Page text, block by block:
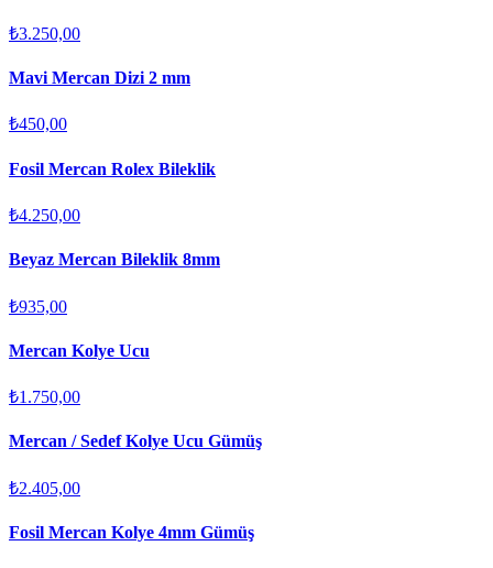
₺3.250,00
Mavi Mercan Dizi 2 mm
₺450,00
Fosil Mercan Rolex Bileklik
₺4.250,00
Beyaz Mercan Bileklik 8mm
₺935,00
Mercan Kolye Ucu
₺1.750,00
Mercan / Sedef Kolye Ucu Gümüş
₺2.405,00
Fosil Mercan Kolye 4mm Gümüş